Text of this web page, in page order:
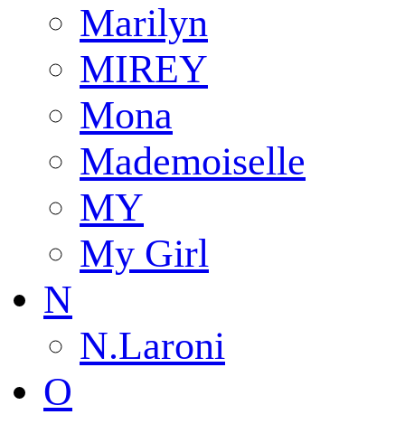
Marilyn
MIREY
Mona
Mademoiselle
MY
My Girl
N
N.Laroni
O